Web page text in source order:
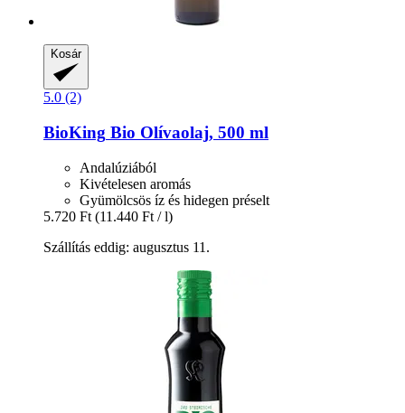
Kosár
5.0 (2)
BioKing Bio Olívaolaj, 500 ml
Andalúziából
Kivételesen aromás
Gyümölcsös íz és hidegen préselt
5.720 Ft (11.440 Ft / l)
Szállítás eddig: augusztus 11.